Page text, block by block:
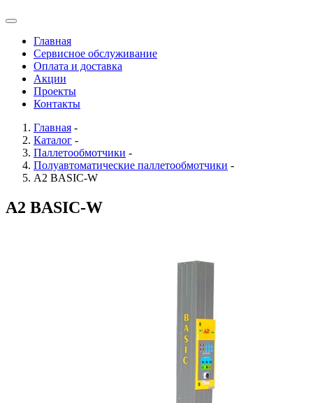
Главная
Сервисное обслуживание
Оплата и доставка
Акции
Проекты
Контакты
Главная -
Каталог -
Паллетообмотчики -
Полуавтоматические паллетообмотчики -
A2 BASIC-W
A2 BASIC-W